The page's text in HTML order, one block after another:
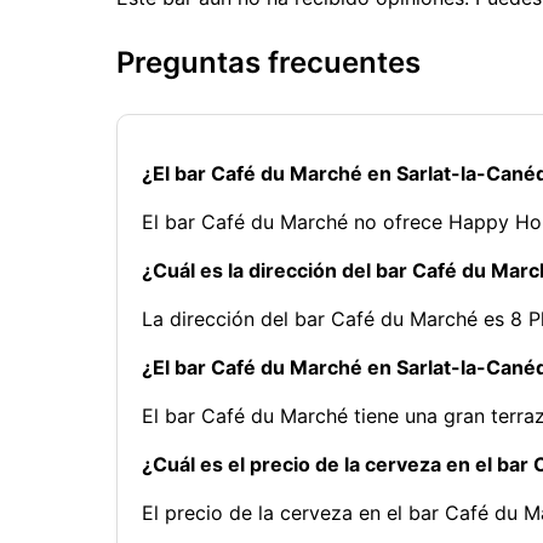
Preguntas frecuentes
¿El bar Café du Marché en Sarlat-la-
El bar Café du Marché no ofrece Happy
¿Cuál es la dirección del bar Café du
La dirección del bar Café du Marché es 8
¿El bar Café du Marché en Sarlat-la-
El bar Café du Marché tiene una gran
¿Cuál es el precio de la cerveza en el bar
El precio de la cerveza en el bar Café du